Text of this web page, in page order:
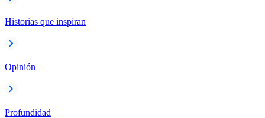
Historias que inspiran
Opinión
Profundidad